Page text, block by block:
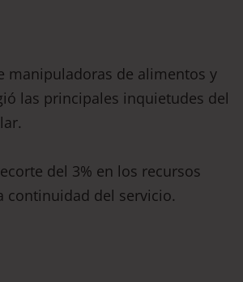
manipuladoras de alimentos y
las principales inquietudes del
del 3% en los recursos
continuidad del servicio.